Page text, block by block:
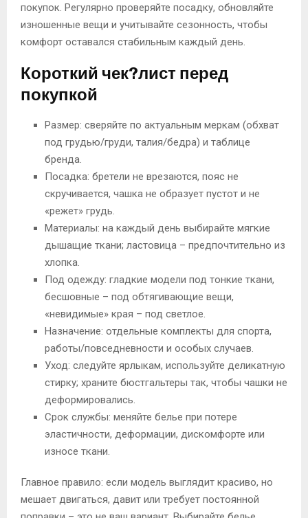
покупок. Регулярно проверяйте посадку, обновляйте
изношенные вещи и учитывайте сезонность, чтобы
комфорт оставался стабильным каждый день.
Короткий чек?лист перед
покупкой
Размер: сверяйте по актуальным меркам (обхват
под грудью/груди, талия/бедра) и таблице
бренда.
Посадка: бретели не врезаются, пояс не
скручивается, чашка не образует пустот и не
«режет» грудь.
Материалы: на каждый день выбирайте мягкие
дышащие ткани; ластовица – предпочтительно из
хлопка.
Под одежду: гладкие модели под тонкие ткани,
бесшовные – под обтягивающие вещи,
«невидимые» края – под светлое.
Назначение: отдельные комплекты для спорта,
работы/повседневности и особых случаев.
Уход: следуйте ярлыкам, используйте деликатную
стирку; храните бюстгальтеры так, чтобы чашки не
деформировались.
Срок службы: меняйте белье при потере
эластичности, деформации, дискомфорте или
износе ткани.
Главное правило: если модель выглядит красиво, но
мешает двигаться, давит или требует постоянной